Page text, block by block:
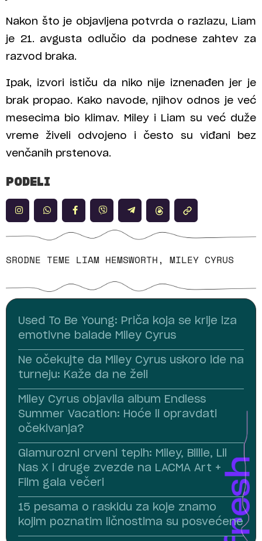
Nakon što je objavljena potvrda o razlazu, Liam
je 21. avgusta odlučio da podnese zahtev za
razvod braka.
Ipak, izvori ističu da niko nije iznenađen jer je
brak propao. Kako navode, njihov odnos je već
mesecima bio klimav. Miley i Liam su već duže
vreme živeli odvojeno i često su viđani bez
venčanih prstenova.
PODELI
SRODNE TEME LIAM HEMSWORTH, MILEY CYRUS
Used To Be Young: Priča koja se krije iza
emotivne balade Miley Cyrus
Ne očekujte da Miley Cyrus uskoro ide na
turneju: Kaže da ne želi
Miley Cyrus objavila album Endless
Summer Vacation: Hoće li opravdati
očekivanja?
Glamurozni crveni tepih: Miley, Billie, Lil
Nas X i druge zvezde na LACMA Art +
Film gala večeri
15 pesama o raskidu za koje znamo
kojim poznatim ličnostima su posvećene